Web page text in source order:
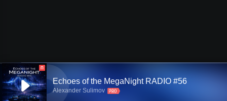
П
Echoes of the MegaNight RADIO #56
Alexander Sulimov